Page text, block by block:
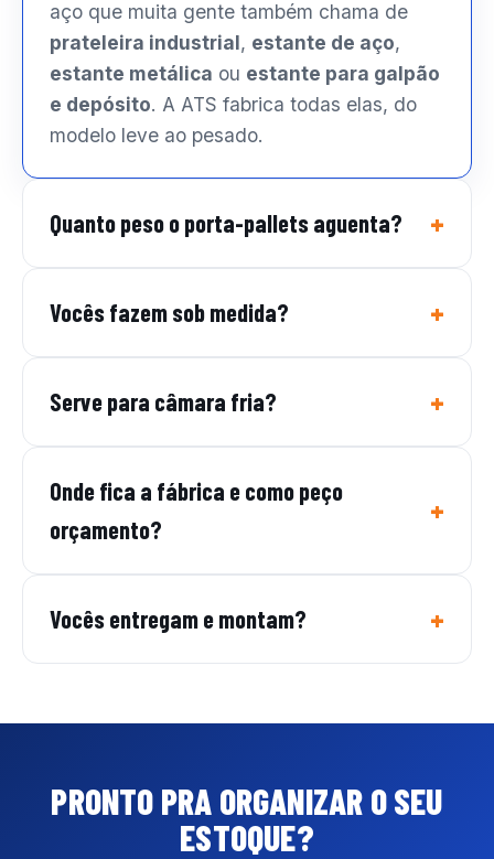
aço que muita gente também chama de
prateleira industrial, estante de aço,
estante metálica ou estante para galpão
e depósito. A ATS fabrica todas elas, do
modelo leve ao pesado.
Quanto peso o porta-pallets aguenta?
Vocês fazem sob medida?
Serve para câmara fria?
Onde fica a fábrica e como peço
orçamento?
Vocês entregam e montam?
PRONTO PRA ORGANIZAR O SEU
ESTOQUE?